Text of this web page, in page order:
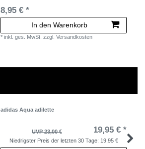
8,95 € *
In den Warenkorb
*inkl. ges. MwSt. zzgl.Versandkosten
adidas Aqua adilette
UVP 23,00 € 19,95 € *
Niedrigster Preis der letzten 30 Tage: 19,95 €